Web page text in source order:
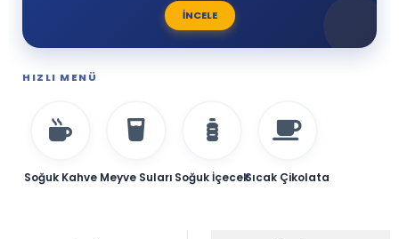
İNCELE
HIZLI MENÜ
Soğuk Kahve Meyve Suları Soğuk İçecekSıcak Çikolata